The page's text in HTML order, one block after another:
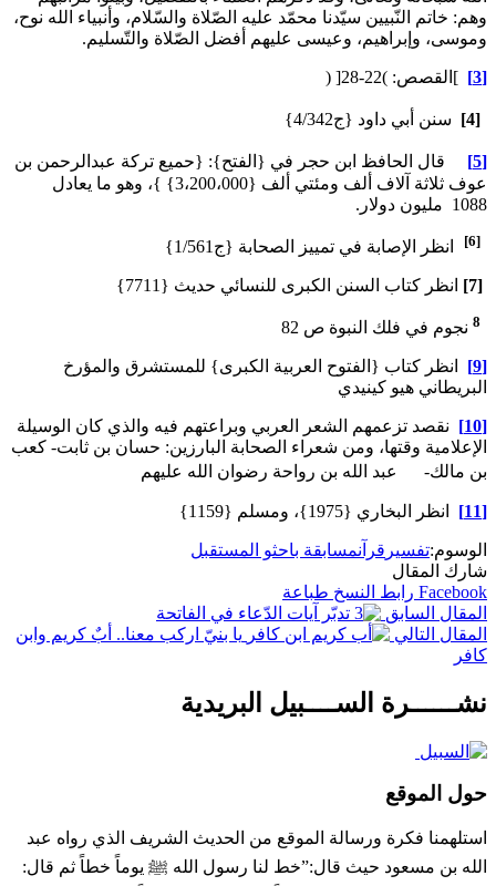
وهم: خاتم النّبيين سيّدنا محمّد عليه الصّلاة والسّلام، وأنبياء الله نوح،
وموسى، وإبراهيم، وعيسى عليهم أفضل الصّلاة والتّسليم.
[3] ]القصص: )22-28[ (
[4] سنن أبي داود {ج4/342}
[5]
قال الحافظ ابن حجر في {الفتح}: {حميع تركة عبدالرحمن بن
عوف ثلاثة آلاف ألف ومئتي ألف {3،200،000} }، وهو ما يعادل
1088 مليون دولار.
[6] انظر الإصابة في تمييز الصحابة {ج1/561}
[7] انظر كتاب السنن الكبرى للنسائي حديث {7711}
8 نجوم في فلك النبوة ص 82
[9]
انظر كتاب {الفتوح العربية الكبرى} للمستشرق والمؤرخ
البريطاني هيو كينيدي
[10]
نقصد تزعمهم الشعر العربي وبراعتهم فيه والذي كان الوسيلة
الإعلامية وقتها، ومن شعراء الصحابة البارزين: حسان بن ثابت- كعب
بن مالك- عبد الله بن رواحة رضوان الله عليهم
[11] انظر البخاري {1975}، ومسلم {1159}
الوسوم:تفسير قرآنمسابقة باحثو المستقبل
شارك المقال
Facebook رابط النسخ طباعة
المقال السابق
تدبّر آيات الدّعاء في الفاتحة
المقال التالي
يا بنيّ اركب معنا.. أبٌ كريم وابن
كافر
نشــــــرة الســــبيل البريدية
حول الموقع
استلهمنا فكرة ورسالة الموقع من الحديث الشريف الذي رواه عبد
الله بن مسعود حيث قال:”خط لنا رسول الله ﷺ يوماً خطاً ثم قال: